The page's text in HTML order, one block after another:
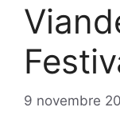
9 novembre